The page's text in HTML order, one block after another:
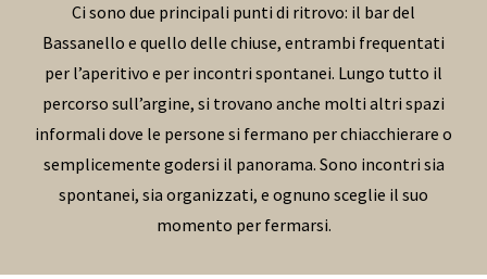
Ci sono due principali punti di ritrovo: il bar del
Bassanello e quello delle chiuse, entrambi frequentati
per l’aperitivo e per incontri spontanei. Lungo tutto il
percorso sull’argine, si trovano anche molti altri spazi
informali dove le persone si fermano per chiacchierare o
semplicemente godersi il panorama. Sono incontri sia
spontanei, sia organizzati, e ognuno sceglie il suo
momento per fermarsi.